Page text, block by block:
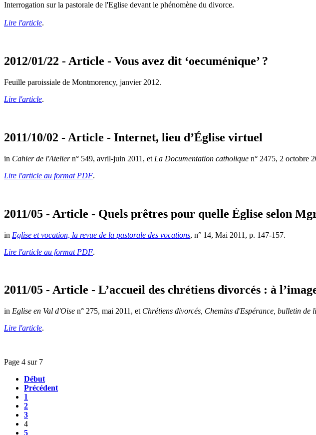
Interrogation sur la pastorale de l'Eglise devant le phénomène du divorce.
Lire l'article.
2012/01/22 - Article - Vous avez dit ‘oecuménique’ ?
Feuille paroissiale de Montmorency, janvier 2012.
Lire l'article.
2011/10/02 - Article - Internet, lieu d’Église virtuel
in Cahier de l'Ateliern° 549, avril-juin 2011, et La Documentation catholique n° 2475, 2 octobre
Lire l'article au format PDF.
2011/05 - Article - Quels prêtres pour quelle Église selon
in Eglise et vocation, la revue de la pastorale des vocations, n° 14, Mai 2011, p. 147-157.
Lire l'article au format PDF.
2011/05 - Article - L’accueil des chrétiens divorcés : à
in Eglise en Val d'Oise n° 275, mai 2011, et Chrétiens divorcés, Chemins d'Espérance, bulletin de
Lire l'article.
Page 4 sur 7
Début
Précédent
1
2
3
4
5